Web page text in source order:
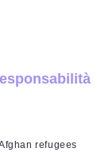
refugees